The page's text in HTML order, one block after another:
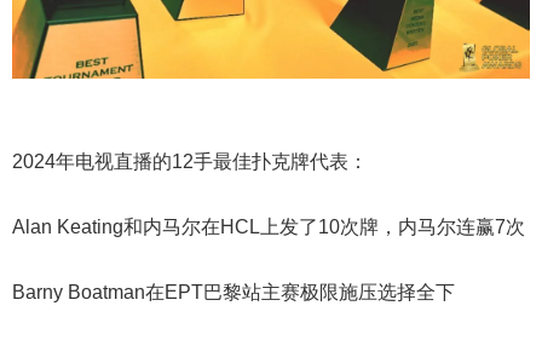
2024年电视直播的12手最佳扑克牌代表：
Alan Keating和内马尔在HCL上发了10次牌，内马尔连赢7次
Barny Boatman在EPT巴黎站主赛极限施压选择全下